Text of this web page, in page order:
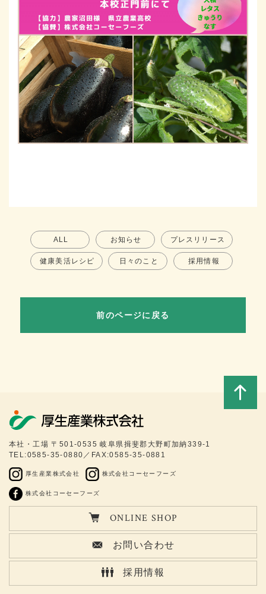
ALL お知らせ プレスリリース
健康美活レシピ 日々のこと 採用情報
前のページに戻る
本社・工場 〒501-0535 岐阜県揖斐郡大野町加納339-1
TEL:0585-35-0880／FAX:0585-35-0881
厚生産業株式会社 株式会社コーセーフーズ
株式会社コーセーフーズ
ONLINE SHOP
お問い合わせ
採用情報